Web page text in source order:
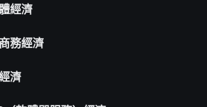
經濟
務經濟
濟